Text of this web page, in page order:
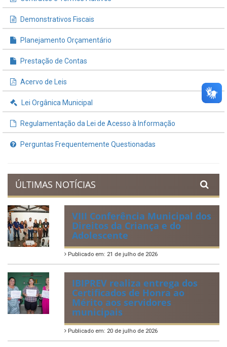
Demonstrativos Fiscais
Planejamento Orçamentário
Prestação de Contas
Acervo de Leis
Lei Orgânica Municipal
Regulamentação da Lei de Acesso à Informação
Perguntas Frequentemente Questionadas
ÚLTIMAS NOTÍCIAS
VIII Conferência Municipal dos
Direitos da Criança e do
Adolescente
Publicado em: 21 de julho de 2026
IBIPREV realiza entrega dos
Certificados de Honra ao
Mérito aos servidores
municipais
Publicado em: 20 de julho de 2026